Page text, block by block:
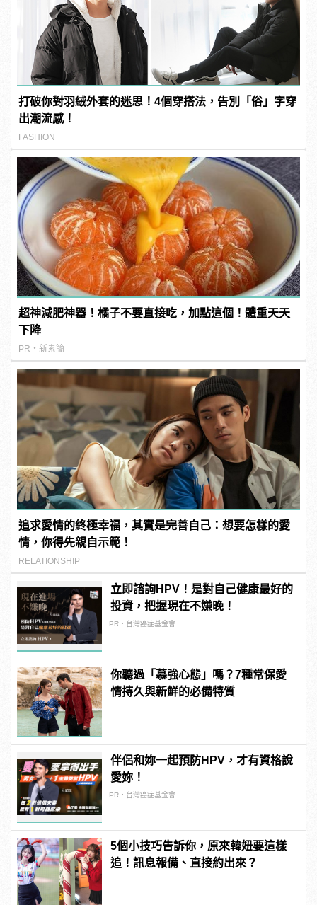
打破你對羽絨外套的迷思！4個穿搭法，告別「俗」字穿
出潮流感！
FASHION
超神減肥神器！橘子不要直接吃，加點這個！體重天天
下降
PR・新素簡
追求愛情的終極幸福，其實是完善自己：想要怎樣的愛
情，你得先親自示範！
RELATIONSHIP
立即諮詢HPV！是對自己健康最好的
投資，把握現在不嫌晚！
PR・台灣癌症基金會
你聽過「慕強心態」嗎？7種常保愛
情持久與新鮮的必備特質
伴侶和妳一起預防HPV，才有資格說
愛妳！
PR・台灣癌症基金會
5個小技巧告訴你，原來韓妞要這樣
追！訊息報備、直接約出來？